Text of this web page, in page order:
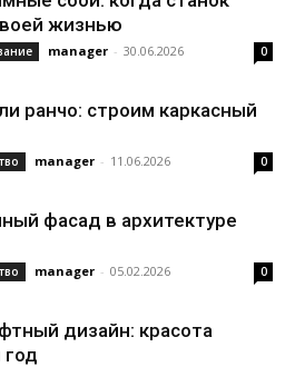
жизнью
manager - 30.06.2026 0
ранчо: строим каркасный
manager - 11.06.2026 0
фасад в архитектуре
manager - 05.02.2026 0
дизайн: красота
год